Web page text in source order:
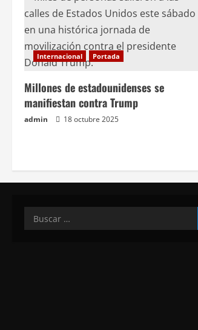
e
n
t
r
a
a
s
Internacional Portada
Millones de estadounidenses se
manifiestan contra Trump
admin 18 octubre 2025
Buscar: